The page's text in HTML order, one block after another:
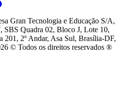
Gran Tecnologia e Educação S/A,
SBS Quadra 02, Bloco J, Lote 10,
201, 2º Andar, Asa Sul, Brasília-DF,
© Todos os direitos reservados ®